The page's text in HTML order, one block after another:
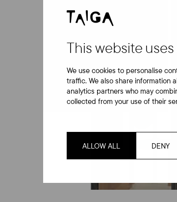
This website
We use cookies to personalise
traffic. We also share information
analytics partners who may
collected from your use of their
ALLOW ALL DENY